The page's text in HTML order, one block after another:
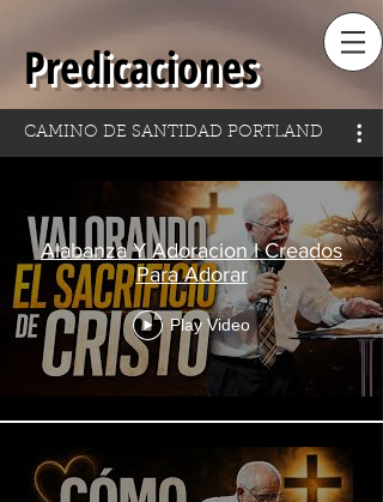
CAMINO DE SANTIDAD PORTLAND
Alabanza Y Adoracion I Creados
Para Adorar
Play Video
Predicaciones